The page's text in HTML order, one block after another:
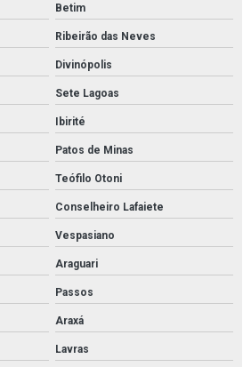
atacado
para revenda
martelete
industrial
Betim
Ribeirão das Neves
Divinópolis
Sete Lagoas
Ibirité
Patos de Minas
Teófilo Otoni
Conselheiro Lafaiete
Vespasiano
Araguari
Passos
Araxá
Lavras